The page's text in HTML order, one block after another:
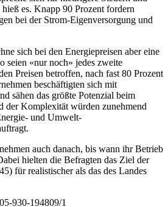
es. Knapp 90 Prozent fordern
bei der Strom-Eigenversorgung und
sich bei den Energiepreisen aber eine
seien «nur noch» jedes zweite
Preisen betroffen, nach fast 80 Prozent
beschäftigten sich mit
sähen das größte Potenzial beim
der Komplexität würden zunehmend
und Umwelt-
auch danach, bis wann ihr Betrieb
hielten die Befragten das Ziel der
für realistischer als das des Landes
930-194809/1